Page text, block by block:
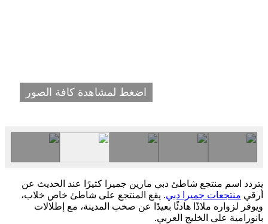
اضغط لمشاهدة كافة الصور
يتردد اسم منتجع شاطئ دبي مارين جميرا كثيرًا عند الحديث عن
أرقي منتجعات جميرا دبي. يقع المنتجع على شاطئ خاص خلاب،
ويوفر لزواره ملاذًا هادئًا بعيدًا عن صخب المدينة، مع إطلالات
بانورامية على الخليج العربي.